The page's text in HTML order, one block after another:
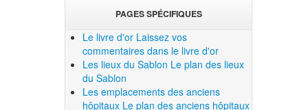
PAGES SPÉCIFIQUES
Le livre d'or Laissez vos
commentaires dans le livre d'or
Les lieux du Sablon Le plan des lieux
du Sablon
Les emplacements des anciens
hôpitaux Le plan des anciens hôpitaux